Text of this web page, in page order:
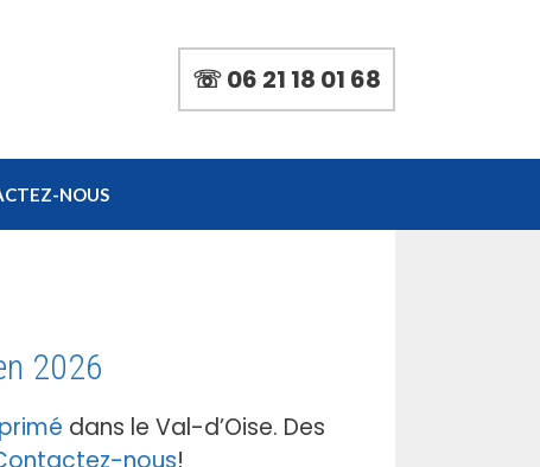
☏ 06 21 18 01 68
NOUS
2026
dans le Val-d’Oise. Des
nous!